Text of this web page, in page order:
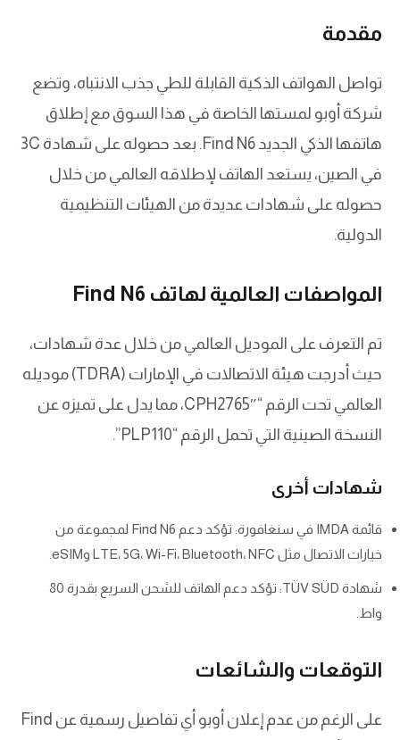
مقدمة
تواصل الهواتف الذكية القابلة للطي جذب الانتباه، وتضع
شركة أوبو لمستها الخاصة في هذا السوق مع إطلاق
هاتفها الذكي الجديد Find N6. بعد حصوله على شهادة 3C
في الصين، يستعد الهاتف لإطلاقه العالمي من خلال
حصوله على شهادات عديدة من الهيئات التنظيمية
الدولية.
المواصفات العالمية لهاتف Find N6
تم التعرف على الموديل العالمي من خلال عدة شهادات،
حيث أدرجت هيئة الاتصالات في الإمارات (TDRA) موديله
العالمي تحت الرقم “CPH2765″، مما يدل على تميزه عن
النسخة الصينية التي تحمل الرقم “PLP110”.
شهادات أخرى
قائمة IMDA في سنغافورة: تؤكد دعم Find N6 لمجموعة من
خيارات الاتصال مثل LTE، 5G، Wi-Fi، Bluetooth، NFC وeSIM.
شهادة TÜV SÜD: تؤكد دعم الهاتف للشحن السريع بقدرة 80
واط.
التوقعات والشائعات
على الرغم من عدم إعلان أوبو أي تفاصيل رسمية عن Find